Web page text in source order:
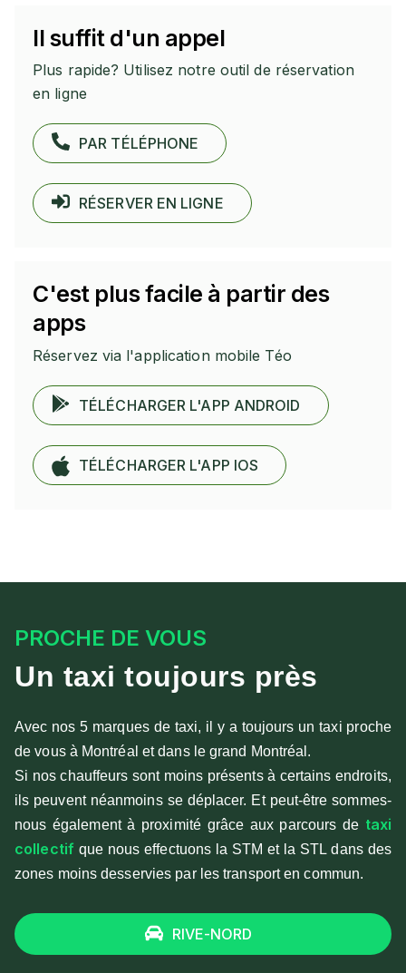
Il suffit d'un appel
Plus rapide? Utilisez notre outil de réservation
en ligne
PAR TÉLÉPHONE
RÉSERVER EN LIGNE
C'est plus facile à partir des
apps
Réservez via l'application mobile Téo
TÉLÉCHARGER L'APP ANDROID
TÉLÉCHARGER L'APP IOS
PROCHE DE VOUS
Un taxi toujours près
Avec nos 5 marques de taxi, il y a toujours un taxi proche
de vous à Montréal et dans le grand Montréal.
Si nos chauffeurs sont moins présents à certains endroits,
ils peuvent néanmoins se déplacer. Et peut-être sommes-
nous également à proximité grâce aux parcours de taxi
collectif que nous effectuons la STM et la STL dans des
zones moins desservies par les transport en commun.
RIVE-NORD